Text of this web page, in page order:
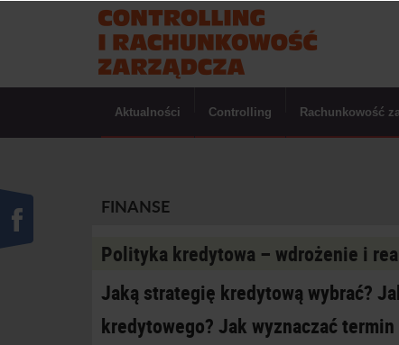
Aktualności Controlling Rachunkowość
FINANSE
Polityka kredytowa – wdrożenie i
Jaką strategię kredytową wybrać?
kredytowego? Jak wyznaczać